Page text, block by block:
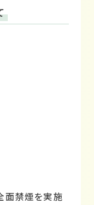
面禁煙を実施